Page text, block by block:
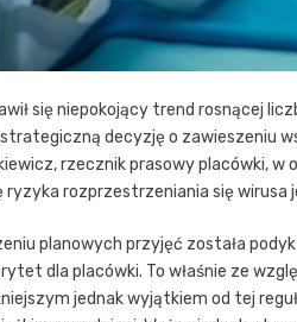
się niepokojący trend rosnącej
decyzję o zawieszeniu
rzecznik prasowy placówki,
ryzyka rozprzestrzeniania się wirusa
planowych przyjęć została
dla placówki. To właśnie ze
jednak wyjątkiem od tej